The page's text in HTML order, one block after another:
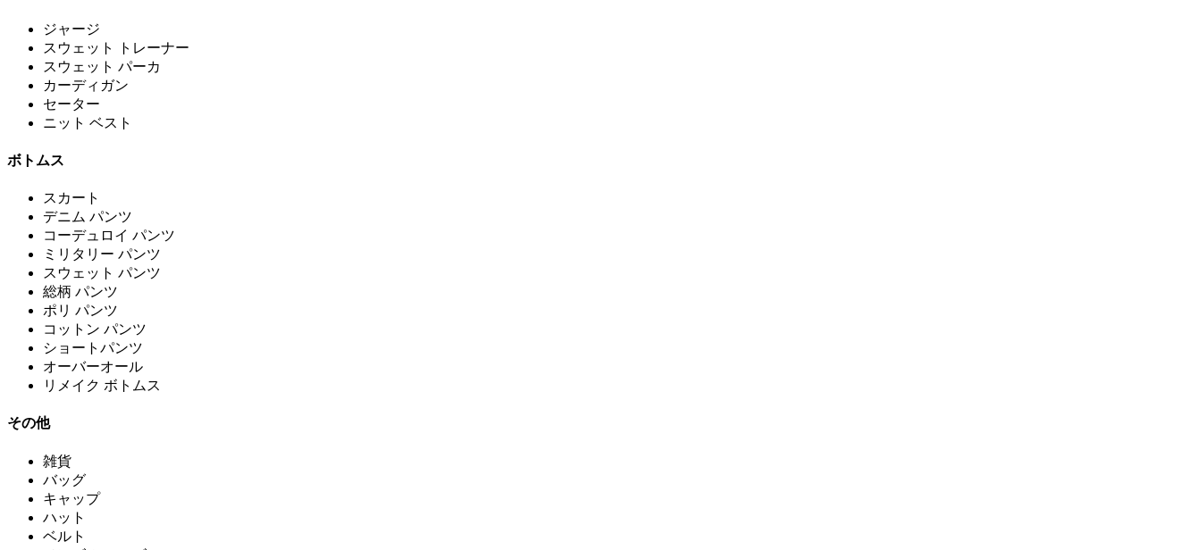
ジャージ
スウェット トレーナー
スウェット パーカ
カーディガン
セーター
ニット ベスト
ボトムス
スカート
デニム パンツ
コーデュロイ パンツ
ミリタリー パンツ
スウェット パンツ
総柄 パンツ
ポリ パンツ
コットン パンツ
ショートパンツ
オーバーオール
リメイク ボトムス
その他
雑貨
バッグ
キャップ
ハット
ベルト